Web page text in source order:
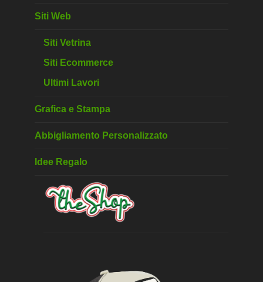
Siti Web
Siti Vetrina
Siti Ecommerce
Ultimi Lavori
Grafica e Stampa
Abbigliamento Personalizzato
Idee Regalo